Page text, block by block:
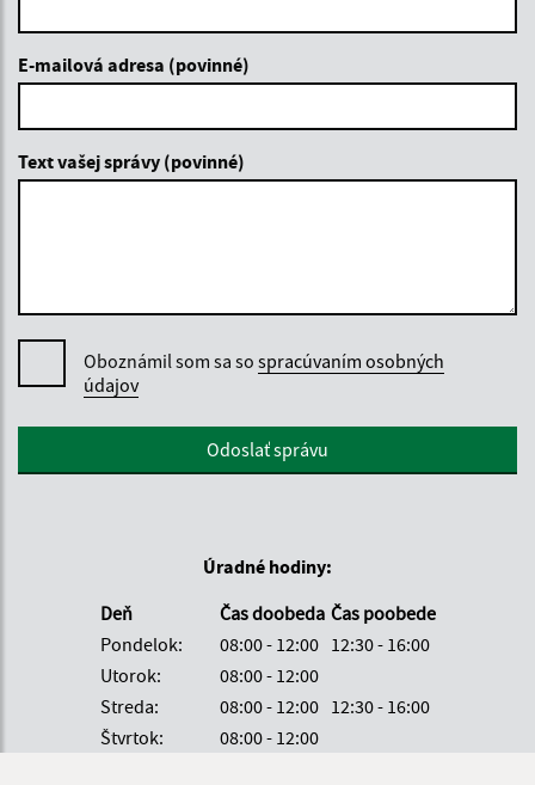
E-mailová adresa (povinné)
Text vašej správy (povinné)
Oboznámil som sa so spracúvaním osobných
údajov
Google reCaptcha ResponseOdoslať správu
Úradné hodiny:
Deň
Čas doobeda Čas poobede
Pondelok:
08:00 - 12:00 12:30 - 16:00
Utorok:
08:00 - 12:00
Streda:
08:00 - 12:00 12:30 - 16:00
Štvrtok:
08:00 - 12:00